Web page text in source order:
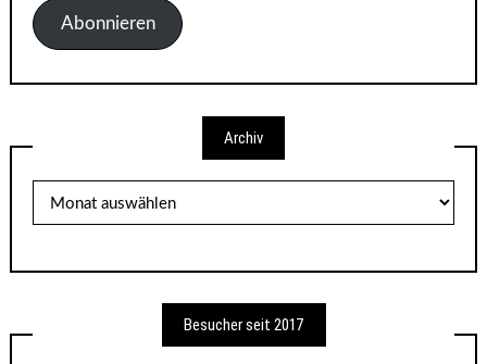
AdresseAbonnieren
Archiv
Besucher seit 2017